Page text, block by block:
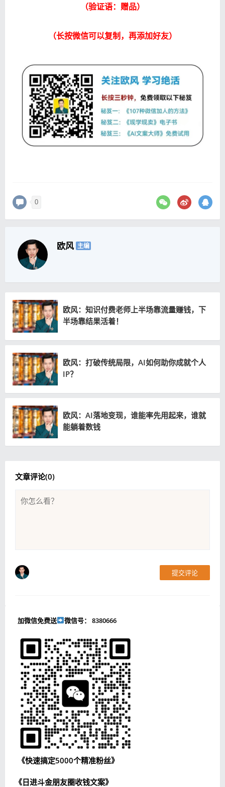
（验证语：赠品）
（长按微信可以复制，再添加好友）
0
欧风 主编
欧风：知识付费老师上半场靠流量赚钱，下
半场靠结果活着！
欧风：打破传统局限，AI如何助你成就个人
IP？
欧风：AI落地变现，谁能率先用起来，谁就
能躺着数钱
文章评论(0)
提交评论
加微信免费送 微信号： 8380666
《快速搞定5000个精准粉丝》
《日进斗金朋友圈收钱文案》